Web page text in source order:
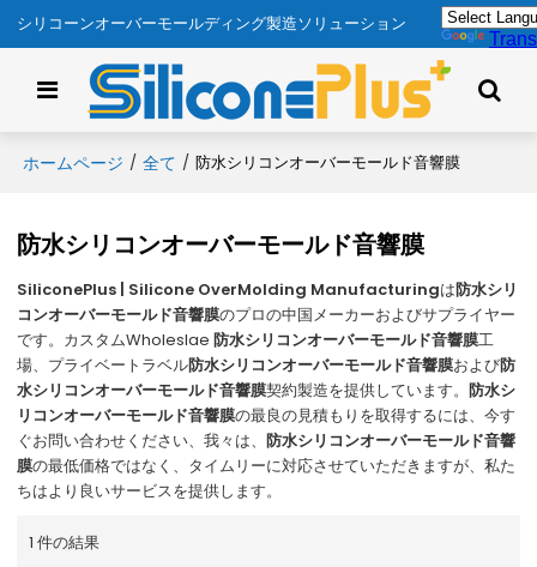
シリコーンオーバーモールディング製造ソリューション
ホームページ / 全て / 防水シリコンオーバーモールド音響膜
防水シリコンオーバーモールド音響膜
SiliconePlus | Silicone OverMolding Manufacturingは防水シリ
コンオーバーモールド音響膜のプロの中国メーカーおよびサプライヤー
です。カスタムWholeslae 防水シリコンオーバーモールド音響膜工
場、プライベートラベル防水シリコンオーバーモールド音響膜および防
水シリコンオーバーモールド音響膜契約製造を提供しています。 防水シ
リコンオーバーモールド音響膜の最良の見積もりを取得するには、今す
ぐお問い合わせください、我々は、 防水シリコンオーバーモールド音響
膜の最低価格ではなく、タイムリーに対応させていただきますが、私た
ちはより良いサービスを提供します。
1 件の結果